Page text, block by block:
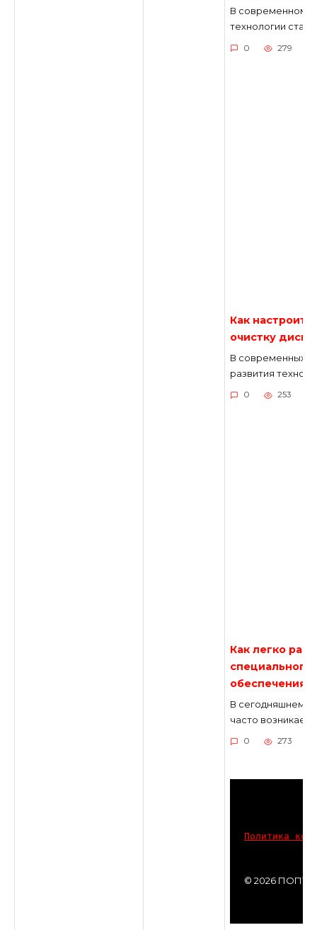
В современном
технологии
0 279
Как
очистку
В современных
развития
0 253
Как легко
обеспечения?
В сегодняшнем
часто возникает
0 273
Политика
© 2026